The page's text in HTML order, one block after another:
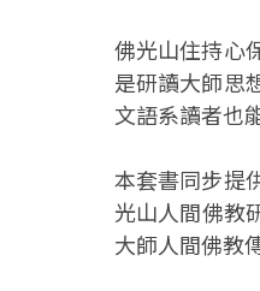
佛光山住持心
是研讀大師思
文語系讀者也
本套書同步提
光山人間佛教
大師人間佛教